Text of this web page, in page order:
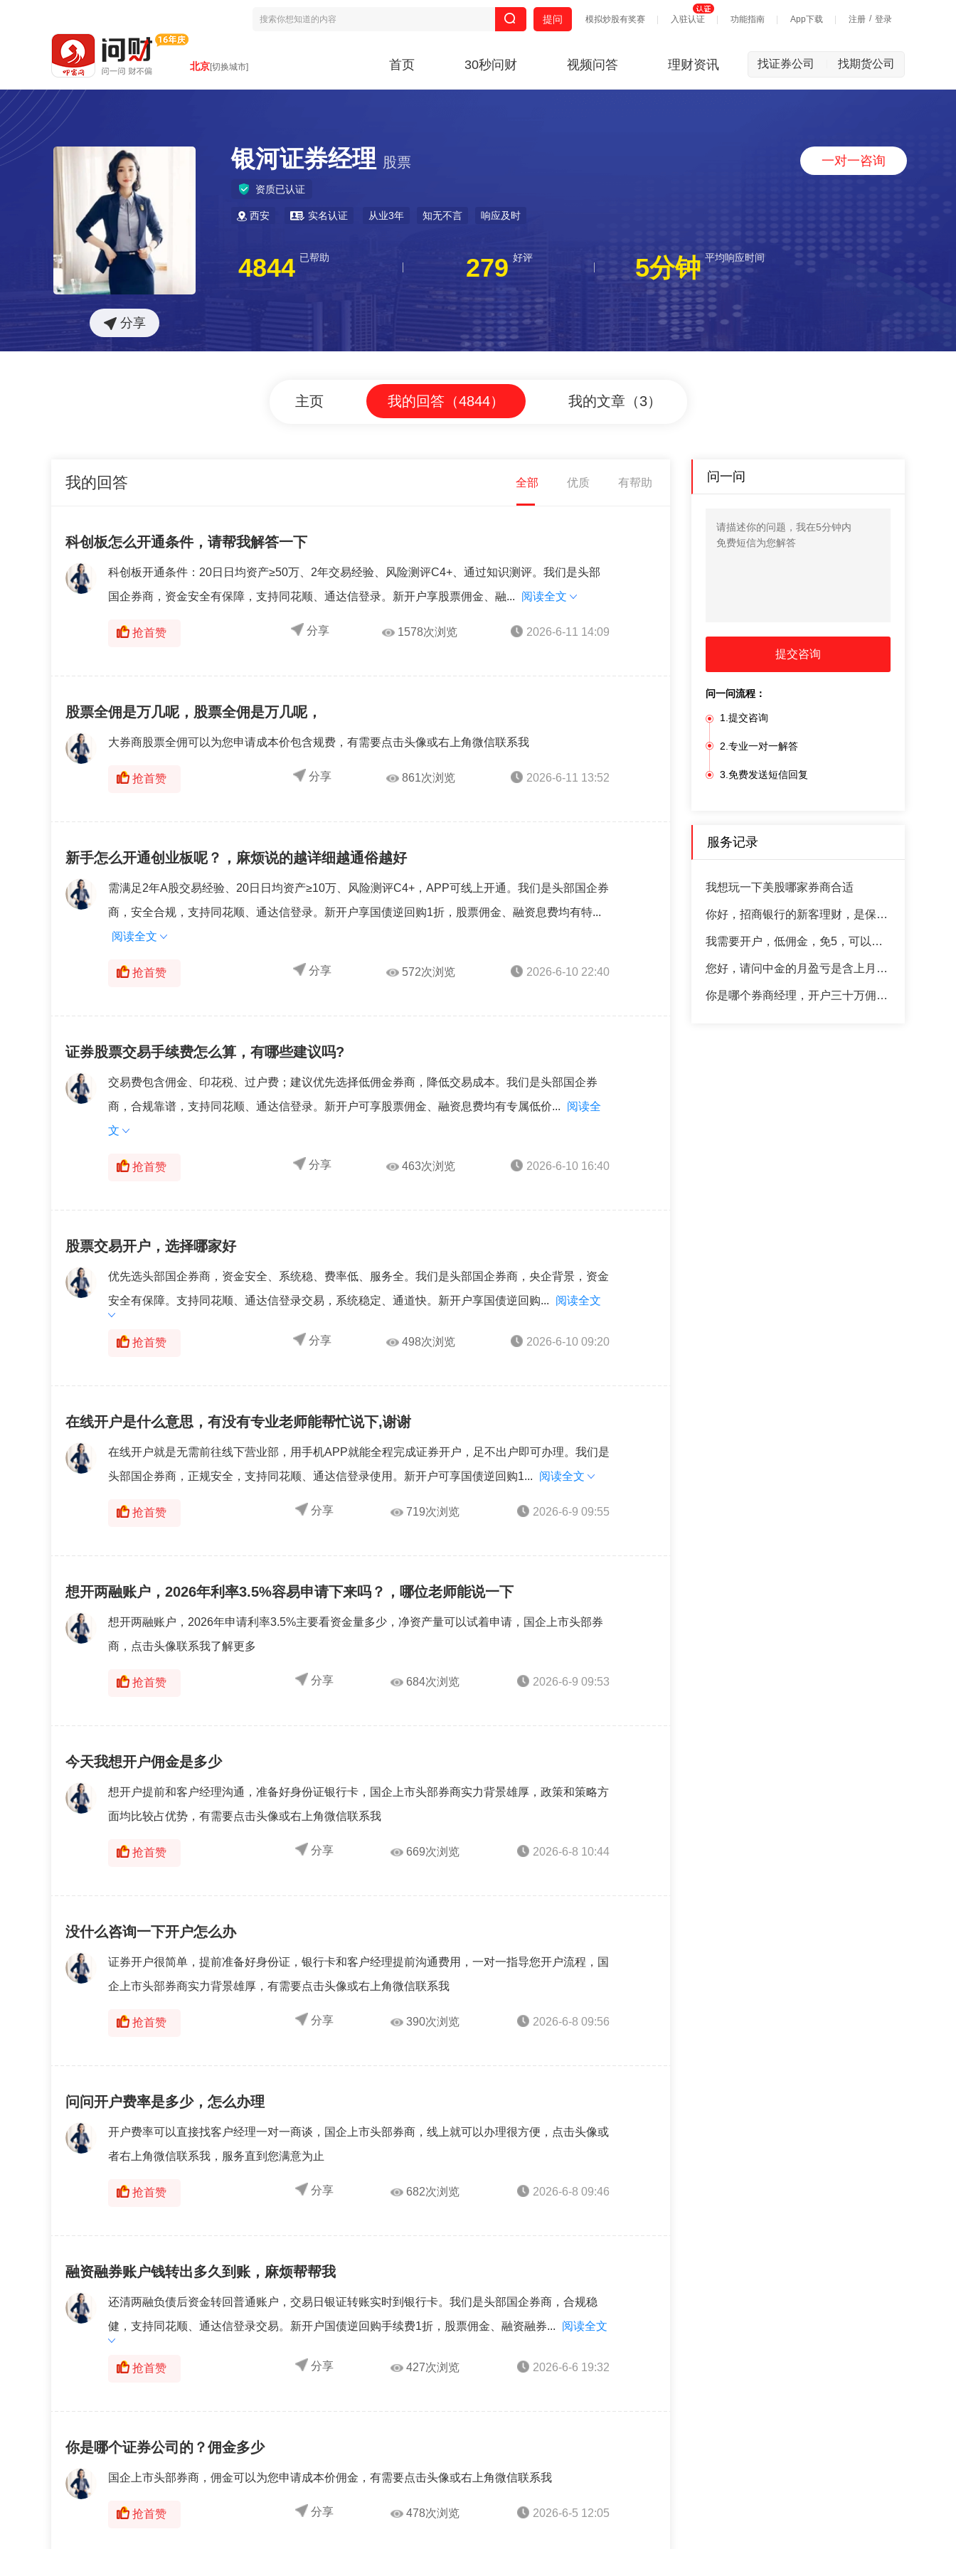
模拟炒股有奖赛 入驻认证 功能指南 App下载 注册 / 登录
提问
北京[切换城市] 首页 30秒问财 视频问答 理财资讯 找证券公司 找期货公司
分享
银河证券经理 股票
资质已认证
西安 实名认证 从业3年 知无不言 响应及时
4844 已帮助 279 好评 5分钟 平均响应时间
一对一咨询
主页 我的回答（4844） 我的文章（3）
我的回答 有帮助
优质
全部
科创板怎么开通条件，请帮我解答一下
科创板开通条件：20日日均资产≥50万、2年交易经验、风险测评C4+、通过知识测评。我们是头部
国企券商，资金安全有保障，支持同花顺、通达信登录。新开户享股票佣金、融...
阅读全文
抢首赞 分享 1578次浏览 2026-6-11 14:09
股票全佣是万几呢，股票全佣是万几呢，
大券商股票全佣可以为您申请成本价包含规费，有需要点击头像或右上角微信联系我
抢首赞 分享 861次浏览 2026-6-11 13:52
新手怎么开通创业板呢？，麻烦说的越详细越通俗越好
需满足2年A股交易经验、20日日均资产≥10万、风险测评C4+，APP可线上开通。我们是头部国企券
商，安全合规，支持同花顺、通达信登录。新开户享国债逆回购1折，股票佣金、融资息费均有特...
阅读全文
抢首赞 分享 572次浏览 2026-6-10 22:40
证券股票交易手续费怎么算，有哪些建议吗?
交易费包含佣金、印花税、过户费；建议优先选择低佣金券商，降低交易成本。我们是头部国企券
商，合规靠谱，支持同花顺、通达信登录。新开户可享股票佣金、融资息费均有专属低价...
阅读全
文
抢首赞 分享 463次浏览 2026-6-10 16:40
股票交易开户，选择哪家好
优先选头部国企券商，资金安全、系统稳、费率低、服务全。我们是头部国企券商，央企背景，资金
安全有保障。支持同花顺、通达信登录交易，系统稳定、通道快。新开户享国债逆回购...
阅读全文
抢首赞 分享 498次浏览 2026-6-10 09:20
在线开户是什么意思，有没有专业老师能帮忙说下,谢谢
在线开户就是无需前往线下营业部，用手机APP就能全程完成证券开户，足不出户即可办理。我们是
头部国企券商，正规安全，支持同花顺、通达信登录使用。新开户可享国债逆回购1...
阅读全文
抢首赞 分享 719次浏览 2026-6-9 09:55
想开两融账户，2026年利率3.5%容易申请下来吗？，哪位老师能说一下
想开两融账户，2026年申请利率3.5%主要看资金量多少，净资产量可以试着申请，国企上市头部券
商，点击头像联系我了解更多
抢首赞 分享 684次浏览 2026-6-9 09:53
今天我想开户佣金是多少
想开户提前和客户经理沟通，准备好身份证银行卡，国企上市头部券商实力背景雄厚，政策和策略方
面均比较占优势，有需要点击头像或右上角微信联系我
抢首赞 分享 669次浏览 2026-6-8 10:44
没什么咨询一下开户怎么办
证券开户很简单，提前准备好身份证，银行卡和客户经理提前沟通费用，一对一指导您开户流程，国
企上市头部券商实力背景雄厚，有需要点击头像或右上角微信联系我
抢首赞 分享 390次浏览 2026-6-8 09:56
问问开户费率是多少，怎么办理
开户费率可以直接找客户经理一对一商谈，国企上市头部券商，线上就可以办理很方便，点击头像或
者右上角微信联系我，服务直到您满意为止
抢首赞 分享 682次浏览 2026-6-8 09:46
融资融券账户钱转出多久到账，麻烦帮帮我
还清两融负债后资金转回普通账户，交易日银证转账实时到银行卡。我们是头部国企券商，合规稳
健，支持同花顺、通达信登录交易。新开户国债逆回购手续费1折，股票佣金、融资融券...
阅读全文
抢首赞 分享 427次浏览 2026-6-6 19:32
你是哪个证券公司的？佣金多少
国企上市头部券商，佣金可以为您申请成本价佣金，有需要点击头像或右上角微信联系我
抢首赞 分享 478次浏览 2026-6-5 12:05
问一问
提交咨询
问一问流程：
1.提交咨询
2.专业一对一解答
3.免费发送短信回复
服务记录
我想玩一下美股哪家券商合适
你好，招商银行的新客理财，是保本的吗
我需要开户，低佣金，免5，可以开吗
您好，请问中金的月盈亏是含上月的吗
你是哪个券商经理，开户三十万佣金能到多少